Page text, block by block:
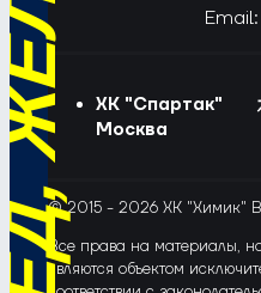
Email:
ХК "Спартак"
Москва
© 2015 - 2026 ХК "Химик"
Все права на материалы,
являются объектом